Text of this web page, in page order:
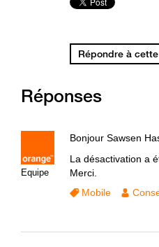
Répondre à
Réponses
Equipe
Bonjour Sawsen
La désactivation a
Merci.
Mobile